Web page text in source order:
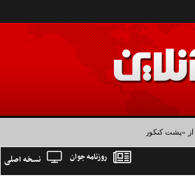
«پشت‌ کنکوری‌ها» و رضا داوودنژاد: رضا کودک درون فعالی
نسخه اصلی روزنامه جوان